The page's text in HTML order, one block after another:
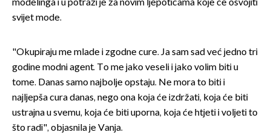
modelinga i u potrazi je za novim ljepoticama koje će osvojiti
svijet mode.
"Okupiraju me mlade i zgodne cure. Ja sam sad već jedno tri
godine modni agent. To me jako veseli i jako volim biti u
tome. Danas samo najbolje opstaju. Ne mora to biti i
najljepša cura danas, nego ona koja će izdržati, koja će biti
ustrajna u svemu, koja će biti uporna, koja će htjeti i voljeti to
što radi", objasnila je Vanja.